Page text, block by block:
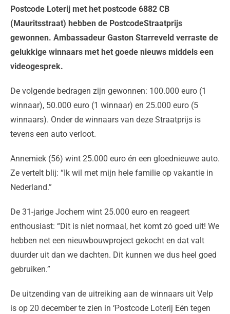
Postcode Loterij met het postcode 6882 CB
(Mauritsstraat) hebben de PostcodeStraatprijs
gewonnen. Ambassadeur Gaston Starreveld verraste de
gelukkige winnaars met het goede nieuws middels een
videogesprek.
De volgende bedragen zijn gewonnen: 100.000 euro (1
winnaar), 50.000 euro (1 winnaar) en 25.000 euro (5
winnaars). Onder de winnaars van deze Straatprijs is
tevens een auto verloot.
Annemiek (56) wint 25.000 euro én een gloednieuwe auto.
Ze vertelt blij: “Ik wil met mijn hele familie op vakantie in
Nederland.”
De 31-jarige Jochem wint 25.000 euro en reageert
enthousiast: “Dit is niet normaal, het komt zó goed uit! We
hebben net een nieuwbouwproject gekocht en dat valt
duurder uit dan we dachten. Dit kunnen we dus heel goed
gebruiken.”
De uitzending van de uitreiking aan de winnaars uit Velp
is op 20 december te zien in ‘Postcode Loterij Eén tegen